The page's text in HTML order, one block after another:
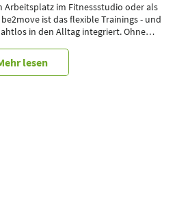
Arbeitsplatz im Fitnessstudio oder als
ist das flexible Trainings - und
in den Alltag integriert. Ohne
lesen